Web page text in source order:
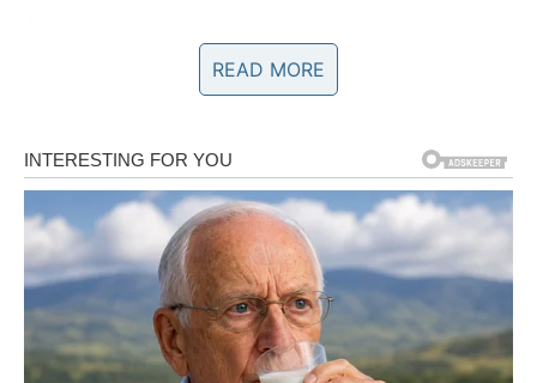
Ne pristajte na ljubav koja vas ostavlja u neizvesnosti.
Vaša duša traži stabilnost.
POSAO I NOVAC – NAPLATA
TRUDA
Petak 13. za Bika ima snažan finansijski aspekt. Ovo je
dan kada se trud može konkretizovati – kroz dogovor,
uplatu, priznanje ili čak novu poslovnu ponudu.
READ MORE